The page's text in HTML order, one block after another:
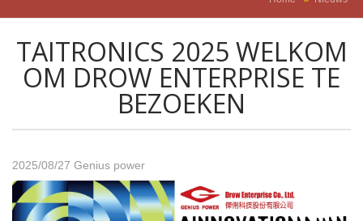
TAITRONICS 2025 WELKOM
OM DROW ENTERPRISE TE
BEZOEKEN
2025/08/27 Genius power